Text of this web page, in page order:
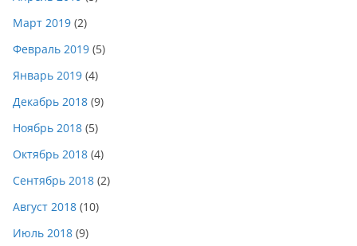
Март 2019 (2)
Февраль 2019 (5)
Январь 2019 (4)
Декабрь 2018 (9)
Ноябрь 2018 (5)
Октябрь 2018 (4)
Сентябрь 2018 (2)
Август 2018 (10)
Июль 2018 (9)